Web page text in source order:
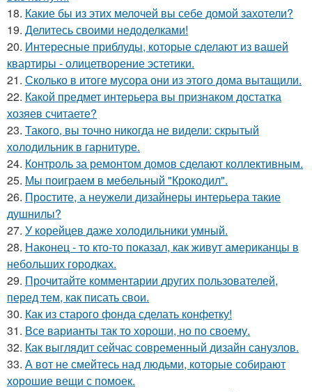
18. Какие бы из этих мелочей вы себе домой захотели?
19. Делитесь своими недоделками!
20. Интересные приблуды, которые сделают из вашей
квартиры - олицетворение эстетики.
21. Сколько в итоге мусора они из этого дома вытащили.
22. Какой предмет интерьера вы признаком достатка
хозяев считаете?
23. Такого, вы точно никогда не видели: скрытый
холодильник в гарнитуре.
24. Контроль за ремонтом домов сделают коллективным.
25. Мы поиграем в мебельный "Крокодил".
26. Простите, а неужели дизайнеры интерьера такие
душнилы?
27. У корейцев даже холодильники умный.
28. Наконец - то кто-то показал, как живут американцы в
небольших городках.
29. Прочитайте комментарии других пользователей,
перед тем, как писать свои.
30. Как из старого фонда сделать конфетку!
31. Все варианты так то хороши, но по своему.
32. Как выглядит сейчас современный дизайн санузлов.
33. А вот не смейтесь над людьми, которые собирают
хорошие вещи с помоек.